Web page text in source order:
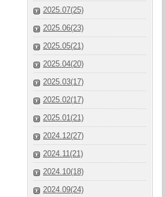
2025.07(25)
2025.06(23)
2025.05(21)
2025.04(20)
2025.03(17)
2025.02(17)
2025.01(21)
2024.12(27)
2024.11(21)
2024.10(18)
2024.09(24)